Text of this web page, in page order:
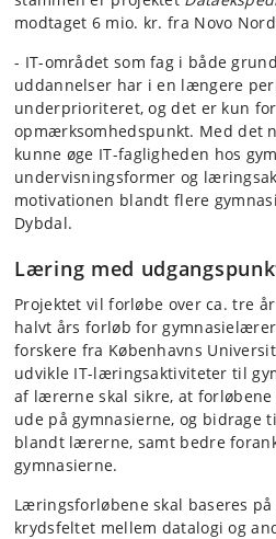
modtaget 6 mio. kr. fra Novo
- IT-området som fag i både
uddannelser har i en længere
underprioriteret, og det er kun
opmærksomhedspunkt. Med det
kunne øge IT-fagligheden hos
undervisningsformer og
motivationen blandt flere
Dybdal.
Læring med
Projektet vil forløbe over ca. tre
halvt års forløb for
forskere fra Københavns
udvikle IT-læringsaktiviteter til
af lærerne skal sikre, at
ude på gymnasierne, og bidrage
blandt lærerne, samt bedre
gymnasierne.
Læringsforløbene skal baseres
krydsfeltet mellem datalogi og